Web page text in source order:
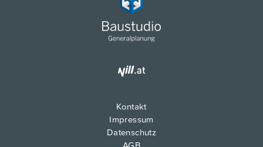
Kontakt
Impressum
Datenschutz